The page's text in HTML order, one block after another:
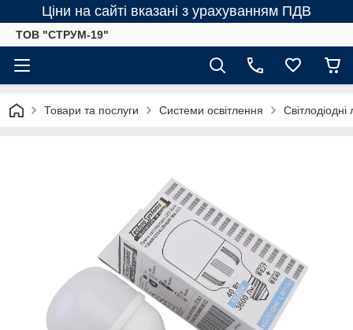
Ціни на сайті вказані з урахуванням ПДВ
ТОВ "СТРУМ-19"
Товари та послуги Системи освітлення